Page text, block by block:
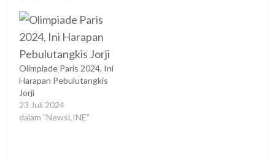
Olimpiade Paris 2024, Ini
Harapan Pebulutangkis
Jorji
23 Juli 2024
dalam "NewsLINE"